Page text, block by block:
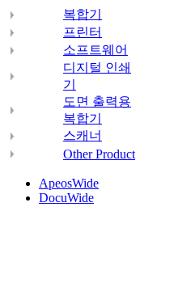
복합기
프린터
소프트웨어
디지털 인쇄
기
도면 출력용
복합기
스캐너
Other Product
ApeosWide
DocuWide